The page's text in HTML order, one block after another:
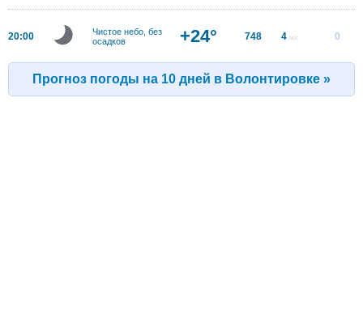
20:00
Чистое небо, без
осадков
+24° 748 4 м/с 0
Прогноз погоды на 10 дней в Волонтировке »